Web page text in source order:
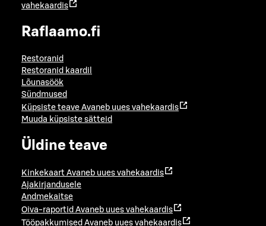
vahekaardis
Raflaamo.fi
Restoranid
Restoranid kaardil
Lõunasöök
Sündmused
Küpsiste teave Avaneb uues vahekaardis
Muuda küpsiste sätteid
Üldine teave
Kinkekaart Avaneb uues vahekaardis
Ajakirjandusele
Andmekaitse
Oiva-raportid Avaneb uues vahekaardis
Tööpakkumised Avaneb uues vahekaardis